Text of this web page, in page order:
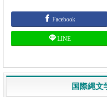
Facebook
LINE
国際縄文